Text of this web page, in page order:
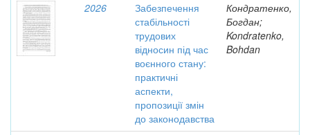
2026
Забезпечення
стабільності
трудових
відносин під час
воєнного стану:
практичні
аспекти,
пропозиції змін
до законодавства
Кондратенко,
Богдан;
Kondratenko,
Bohdan